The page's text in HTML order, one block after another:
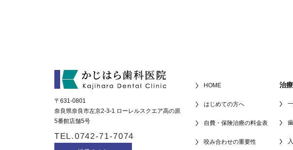
〒631-0801
奈良県奈良市左京2-3-1 ローレルスクエア高の原
5番館店舗5号
TEL.0742-71-7074
HOME
はじめての方へ
自費・保険治療の料金表
咬み合わせの重要性
治